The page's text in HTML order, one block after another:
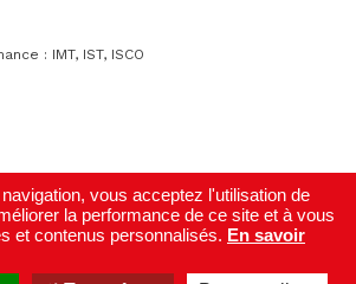
: IMT, IST, ISCO
vous acceptez l'utilisation de
la performance de ce site et à vous
et contenus personnalisés. En savoir